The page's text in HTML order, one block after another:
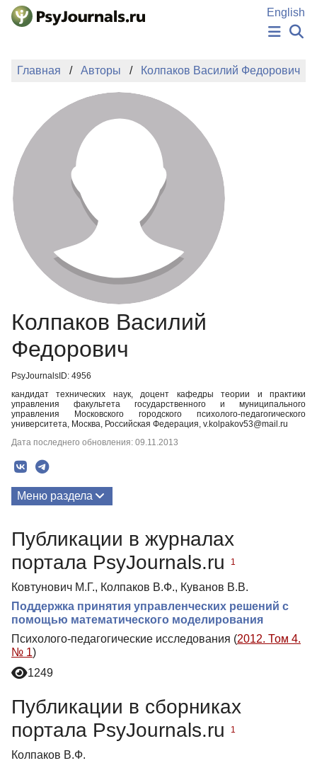
Перейти к основному содержанию
English
НОВОСТИ
АВТОРЫ
ПОДАТЬ РУКОПИСЬ
БАЗА ЗНАНИЙ
КЛЮЧЕВЫЕ СЛОВА
Регистрация
Главная Авторы Колпаков Василий Федорович
Колпаков Василий
Федорович
PsyJournalsID: 4956
кандидат технических наук, доцент кафедры теории и практики
управления факультета государственного и муниципального
управления Московского городского психолого-педагогического
университета, Москва, Российская Федерация, v.kolpakov53@mail.ru
Дата последнего обновления: 09.11.2013
Меню раздела
Публикации в журналах
портала PsyJournals.ru
1
Ковтунович М.Г., Колпаков В.Ф., Куванов В.В.
Поддержка принятия управленческих решений с
помощью математического моделирования
Психолого-педагогические исследования (2012. Том 4.
№ 1)
1249
Публикации в сборниках
портала PsyJournals.ru
1
Колпаков В.Ф.